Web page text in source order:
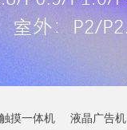
触摸一体机 液晶广告机